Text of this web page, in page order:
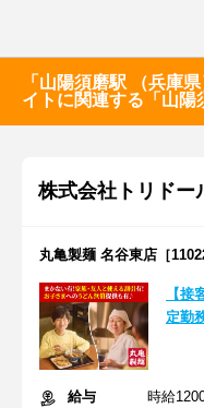
「山陽須磨駅 （兵庫
イトに関連する「山陽
株式会社トリドー
丸亀製麺 名谷東店［
【
定勤
給与
時給